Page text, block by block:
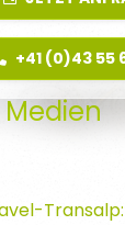
+41 (0)43 55